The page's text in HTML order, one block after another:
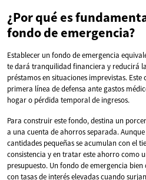
¿Por qué es
fondo de emergencia?
Establecer un fondo de emergencia
te dará tranquilidad financiera y reducirá
préstamos en situaciones imprevistas.
primera línea de defensa ante gastos
hogar o pérdida temporal de ingresos.
Para construir este fondo, destina un
a una cuenta de ahorros separada.
cantidades pequeñas se acumulan con el
consistencia y en tratar este ahorro como
presupuesto. Un fondo de emergencia
con tasas de interés elevadas cuando